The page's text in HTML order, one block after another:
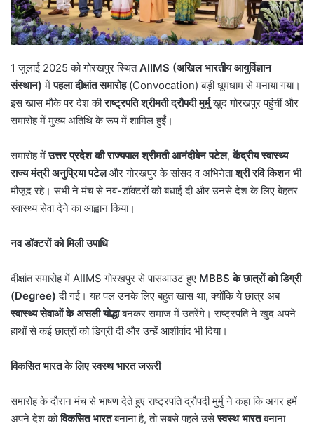
1 जुलाई 2025 को गोरखपुर स्थितAIIMS (अखिल भारतीय आयुर्विज्ञान
संस्थान) मेंपहला दीक्षांत समारोह(Convocation) बड़ी धूमधाम से मनाया गया।
इस खास मौके पर देश कीराष्ट्रपति श्रीमती द्रौपदी मुर्मुखुद गोरखपुर पहुंचीं और
समारोह में मुख्य अतिथि के रूप में शामिल हुईं।
समारोह मेंउत्तर प्रदेश की राज्यपाल श्रीमती आनंदीबेन पटेल,केंद्रीय स्वास्थ्य
राज्य मंत्री अनुप्रिया पटेलऔर गोरखपुर के सांसद व अभिनेताश्री रवि किशनभी
मौजूद रहे। सभी ने मंच से नव-डॉक्टरों को बधाई दी और उनसे देश के लिए बेहतर
स्वास्थ्य सेवा देने का आह्वान किया।
नव डॉक्टरों को मिली उपाधि
दीक्षांत समारोह में AIIMS गोरखपुर से पासआउट हुए MBBS के छात्रों को डिग्री
(Degree) दी गई। यह पल उनके लिए बहुत खास था, क्योंकि ये छात्र अब
स्वास्थ्य सेवाओं के असली योद्धाबनकर समाज में उतरेंगे। राष्ट्रपति ने खुद अपने
हाथों से कई छात्रों को डिग्री दी और उन्हें आशीर्वाद भी दिया।
विकसित भारत के लिए स्वस्थ भारत जरूरी
समारोह के दौरान मंच से भाषण देते हुए राष्ट्रपति द्रौपदी मुर्मु ने कहा कि अगर हमें
अपने देश कोविकसित भारतबनाना है, तो सबसे पहले उसेस्वस्थ भारतबनाना